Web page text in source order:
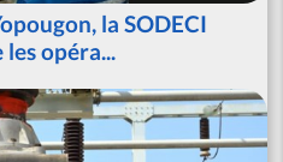
la SODECI
opéra...